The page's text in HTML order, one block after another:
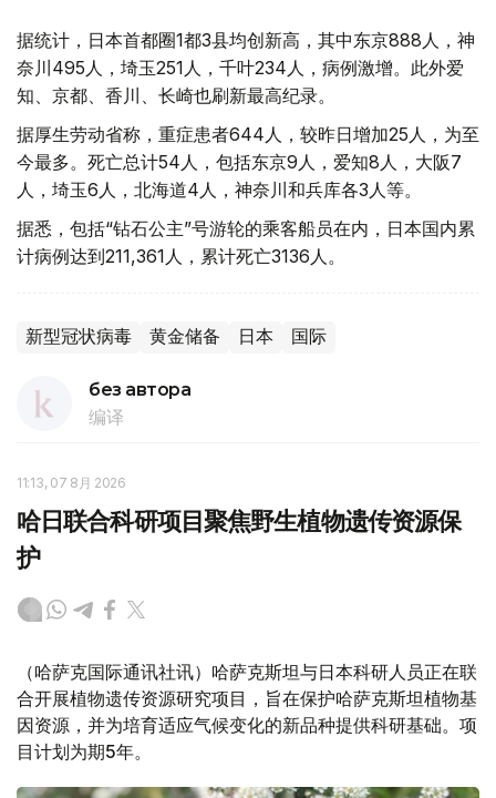
据统计，日本首都圈1都3县均创新高，其中东京888人，神
奈川495人，埼玉251人，千叶234人，病例激增。此外爱
知、京都、香川、长崎也刷新最高纪录。
据厚生劳动省称，重症患者644人，较昨日增加25人，为至
今最多。死亡总计54人，包括东京9人，爱知8人，大阪7
人，埼玉6人，北海道4人，神奈川和兵库各3人等。
据悉，包括“钻石公主”号游轮的乘客船员在内，日本国内累
计病例达到211,361人，累计死亡3136人。
新型冠状病毒 黄金储备 日本 国际
без автора
编译
11:13, 07 8月 2026
哈日联合科研项目聚焦野生植物遗传资源保
护
（哈萨克国际通讯社讯）哈萨克斯坦与日本科研人员正在联
合开展植物遗传资源研究项目，旨在保护哈萨克斯坦植物基
因资源，并为培育适应气候变化的新品种提供科研基础。项
目计划为期5年。